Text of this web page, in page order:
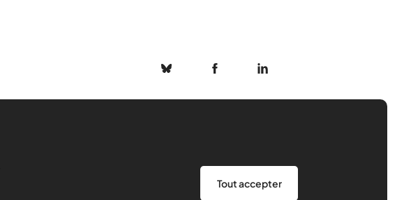
Nos ressources
Actualités
Tout accepter